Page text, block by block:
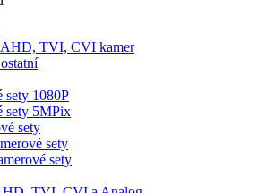
TVI, CVI kamer
sety 1080P
sety 5MPix
sety
sety
sety